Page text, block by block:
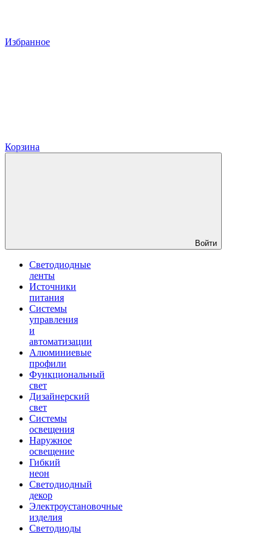
Избранное
Корзина
Войти
Светодиодные
ленты
Источники
питания
Системы
управления
и
автоматизации
Алюминиевые
профили
Функциональный
свет
Дизайнерский
свет
Системы
освещения
Наружное
освещение
Гибкий
неон
Светодиодный
декор
Электроустановочные
изделия
Светодиоды